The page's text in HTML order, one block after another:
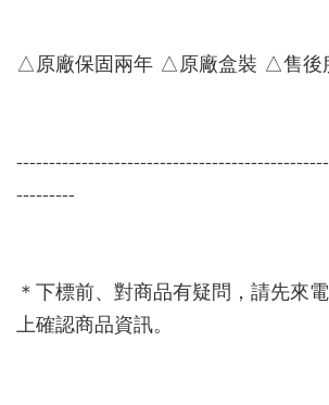
△原廠保固兩年 △原廠盒裝 △售後
---------
＊下標前、對商品有疑問，請先來
上確認商品資訊。